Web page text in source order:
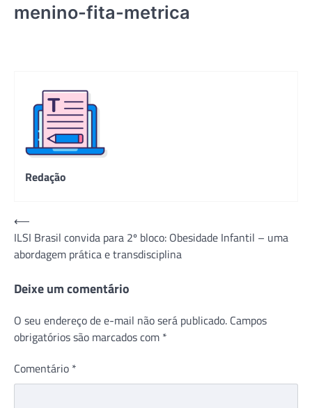
menino-fita-metrica
Redação
Navegação
de
Post
⟵
ILSI Brasil convida para 2º bloco: Obesidade Infantil – uma
abordagem prática e transdisciplina
Deixe um comentário
O seu endereço de e-mail não será publicado. Campos
obrigatórios são marcados com *
Comentário *